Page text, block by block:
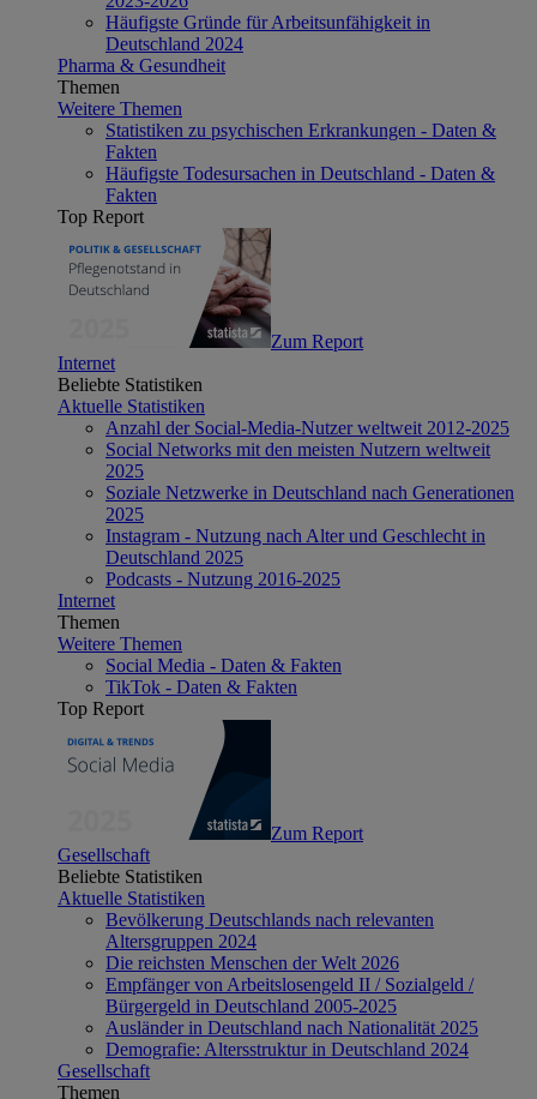
Häufigste Gründe für Arbeitsunfähigkeit in
Deutschland 2024
Pharma & Gesundheit
Themen
Weitere Themen
Statistiken zu psychischen Erkrankungen - Daten &
Fakten
Häufigste Todesursachen in Deutschland - Daten &
Fakten
Top Report
Zum Report
Internet
Beliebte Statistiken
Aktuelle Statistiken
Anzahl der Social-Media-Nutzer weltweit 2012-2025
Social Networks mit den meisten Nutzern weltweit
2025
Soziale Netzwerke in Deutschland nach Generationen
2025
Instagram - Nutzung nach Alter und Geschlecht in
Deutschland 2025
Podcasts - Nutzung 2016-2025
Internet
Themen
Weitere Themen
Social Media - Daten & Fakten
TikTok - Daten & Fakten
Top Report
Zum Report
Gesellschaft
Beliebte Statistiken
Aktuelle Statistiken
Bevölkerung Deutschlands nach relevanten
Altersgruppen 2024
Die reichsten Menschen der Welt 2026
Empfänger von Arbeitslosengeld II / Sozialgeld /
Bürgergeld in Deutschland 2005-2025
Ausländer in Deutschland nach Nationalität 2025
Demografie: Altersstruktur in Deutschland 2024
Gesellschaft
Themen